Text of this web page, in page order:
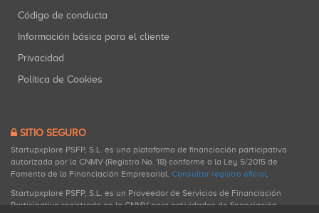
Código de conducta
Información básica para el cliente
Privacidad
Política de Cookies
SITIO SEGURO
Startupxplore PSFP, S.L. es una plataforma de financiación participativa
autorizada por la CNMV (Registro No. 18) conforme a la Ley 5/2015 de
Fomento de la Financiación Empresarial. Consultar registro oficial.
Startupxplore PSFP, S.L. es un Proveedor de Servicios de Financiación
Participativa registrado en la CNMV para actividades de financiación